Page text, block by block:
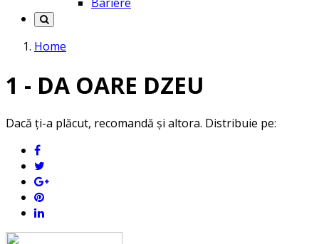
Home
1 - DA OARE DZEU
Dacă ți-a plăcut, recomandă și altora. Distribuie pe: